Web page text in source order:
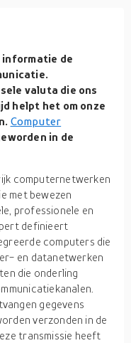
informatie de
valuta die ons
helpt het om onze
Computer
in de
computernetwerken
met bewezen
professionele en
definieert
computers die
en datanetwerken
die onderling
gegevens
verzonden in de
transmissie heeft